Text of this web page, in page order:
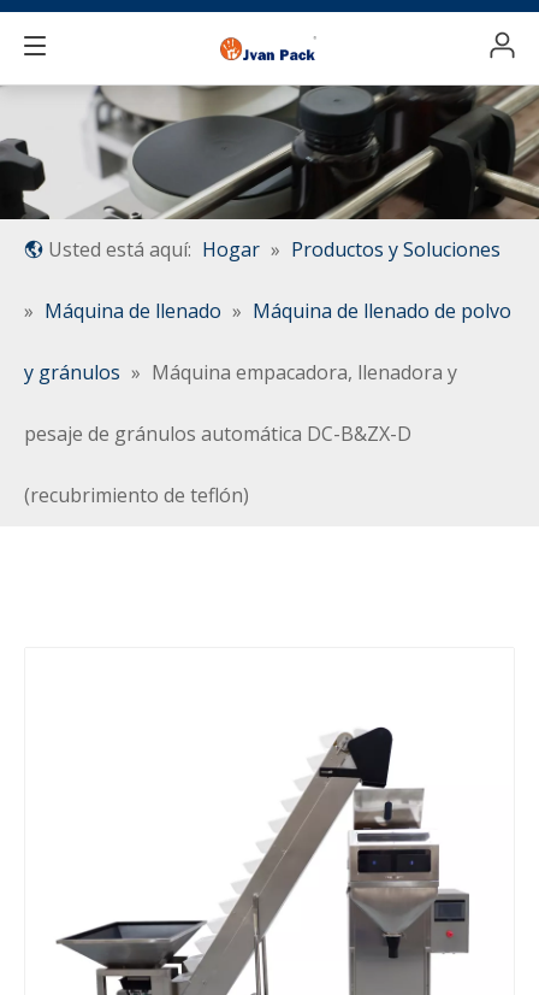
Usted está aquí: Hogar » Productos y Soluciones
» Máquina de llenado » Máquina de llenado de polvo
y gránulos » Máquina empacadora, llenadora y
pesaje de gránulos automática DC-B&ZX-D
(recubrimiento de teflón)